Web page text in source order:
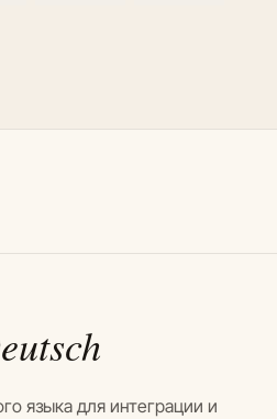
языка для интеграции и